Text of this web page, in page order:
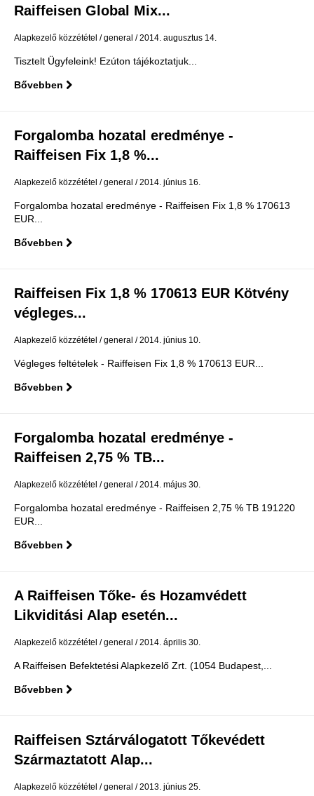
Raiffeisen Global Mix...
Alapkezelő közzététel general 2014. augusztus 14.
Tisztelt Ügyfeleink! Ezúton tájékoztatjuk...
Bővebben
Forgalomba hozatal eredménye -
Raiffeisen Fix 1,8 %...
Alapkezelő közzététel general 2014. június 16.
Forgalomba hozatal eredménye - Raiffeisen Fix 1,8 % 170613
EUR...
Bővebben
Raiffeisen Fix 1,8 % 170613 EUR Kötvény
végleges...
Alapkezelő közzététel general 2014. június 10.
Végleges feltételek - Raiffeisen Fix 1,8 % 170613 EUR...
Bővebben
Forgalomba hozatal eredménye -
Raiffeisen 2,75 % TB...
Alapkezelő közzététel general 2014. május 30.
Forgalomba hozatal eredménye - Raiffeisen 2,75 % TB 191220
EUR...
Bővebben
A Raiffeisen Tőke- és Hozamvédett
Likviditási Alap esetén...
Alapkezelő közzététel general 2014. április 30.
A Raiffeisen Befektetési Alapkezelő Zrt. (1054 Budapest,...
Bővebben
Raiffeisen Sztárválogatott Tőkevédett
Származtatott Alap...
Alapkezelő közzététel general 2013. június 25.